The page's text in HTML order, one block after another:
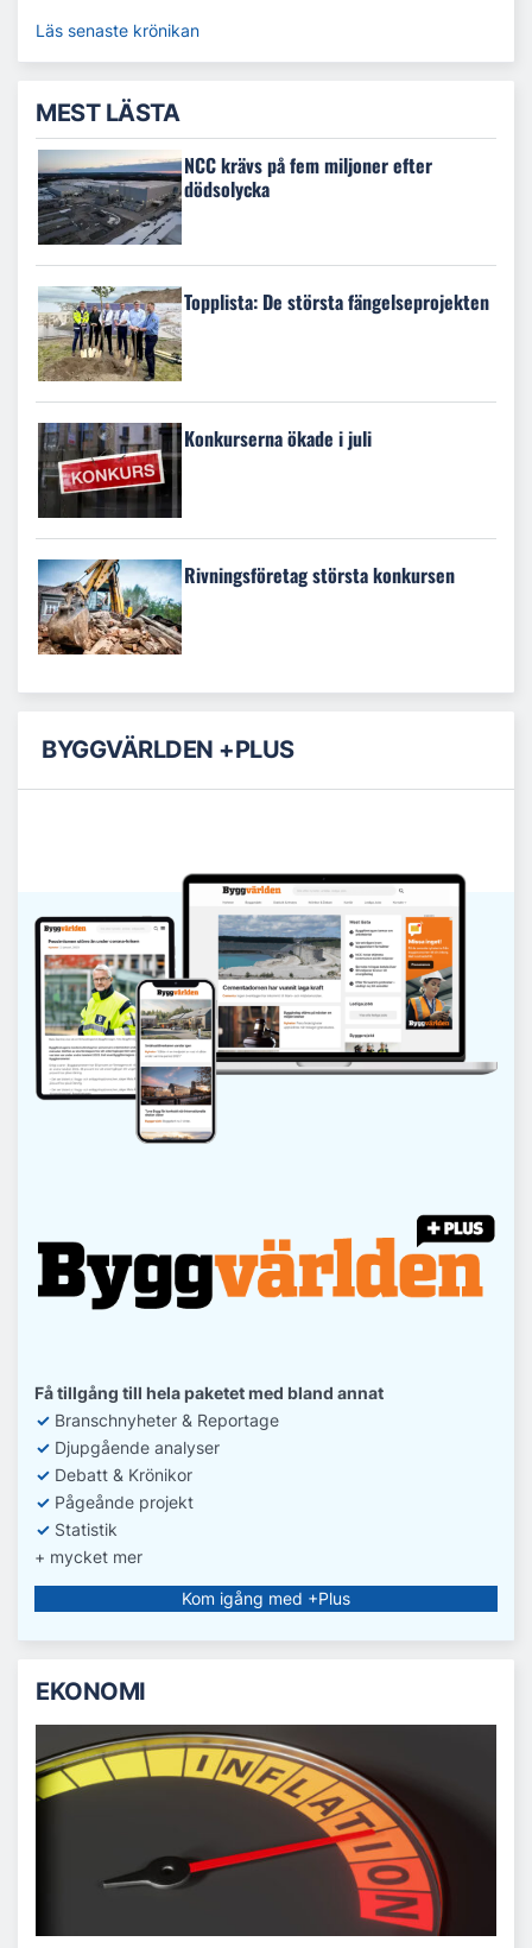
Läs senaste krönikan
MEST LÄSTA
NCC krävs på fem miljoner efter
dödsolycka
Topplista: De största fängelseprojekten
Konkurserna ökade i juli
Rivningsföretag största konkursen
BYGGVÄRLDEN +PLUS
Få tillgång till hela paketet med bland annat
✓ Branschnyheter & Reportage
✓ Djupgående analyser
✓ Debatt & Krönikor
✓ Pågeånde projekt
✓ Statistik
+ mycket mer
Kom igång med +Plus
EKONOMI